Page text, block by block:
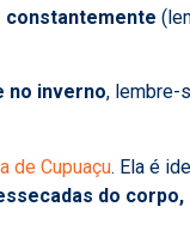
constantemente
no inverno, lembre-
de Cupuaçu. Ela é
do